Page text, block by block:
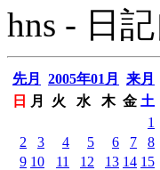
hns - 日
先月 2005年01月
来月
日
月 火 水 木 金 土
1
2
3 4 5 6 7
8
9 10 11 12 13 14 15